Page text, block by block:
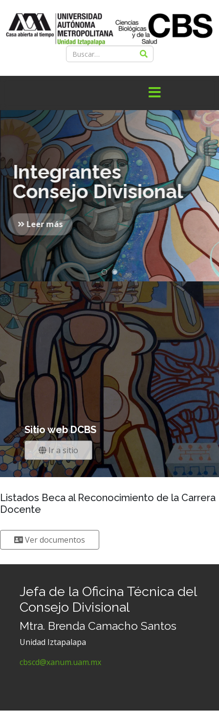
Integrantes
Consejo Divisional
Leer más
Sitio web DCBS
Ir a sitio
Listados Beca al Reconocimiento de la Carrera
Docente
Ver documentos
Jefa de la Oficina Técnica del
Consejo Divisional
Mtra. Brenda Camacho Santos
Unidad Iztapalapa
cbscd@xanum.uam.mx